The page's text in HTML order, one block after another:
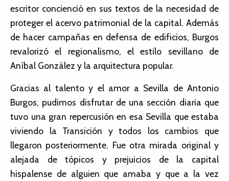
escritor concienció en sus textos de la necesidad de
proteger el acervo patrimonial de la capital. Además
de hacer campañas en defensa de edificios, Burgos
revalorizó el regionalismo, el estilo sevillano de
Aníbal González y la arquitectura popular.
Gracias al talento y el amor a Sevilla de Antonio
Burgos, pudimos disfrutar de una sección diaria que
tuvo una gran repercusión en esa Sevilla que estaba
viviendo la Transición y todos los cambios que
llegaron posteriormente. Fue otra mirada original y
alejada de tópicos y prejuicios de la capital
hispalense de alguien que amaba y que a la vez